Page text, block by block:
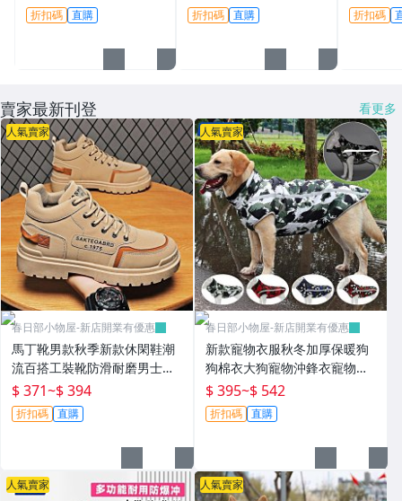
置物架 多功能置物架 浴
室毛巾架
折扣碼 直購 折扣碼 直購
部小物屋
折扣碼
賣家最新刊登 看更多
人氣賣家
春日部小物屋-新店開業有優惠
馬丁靴男款秋季新款休閑鞋潮
流百搭工裝靴防滑耐磨男士工
作鞋
$ 371~$ 394
折扣碼 直購
人氣賣家
春日部小物屋-新店開業有優惠
新款寵物衣服秋冬加厚保暖狗
狗棉衣大狗寵物沖鋒衣寵物服
裝
$ 395~$ 542
折扣碼 直購
人氣賣家 人氣賣家